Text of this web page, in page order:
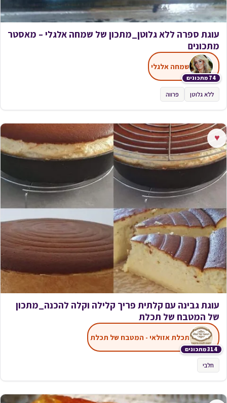
עוגת ספרה ללא גלוטן_מתכון של שמחה אלגלי – מאסטר
מתכונים
74 מתכונים
שמחה אלגלי
ללא גלוטן פרווה
♥
עוגת גבינה עם קלתית פריך קלילה וקלה להכנה_מתכון
של המטבח של תכלת
314 מתכונים
תכלת אזולאי - המטבח של תכלת
חלבי